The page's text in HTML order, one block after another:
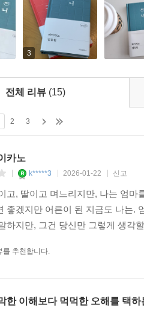
일 예정이다.
위픽
』
볶이 레시피』
지만 은밀하게』
마스이브의 방문객』
전의 끝』
치광이 이웃』
3
전체 리뷰 (15)
2 3
카노
k*****3 2026-01-22 신고
고, 딸이고 며느리지만, 나는 엄
좋겠지만 어른이 된 지금도 나는.
하지만, 그건 당신만 그렇게 생각
를 추천합니다.
한 이해보다 먹먹한 오해를 택